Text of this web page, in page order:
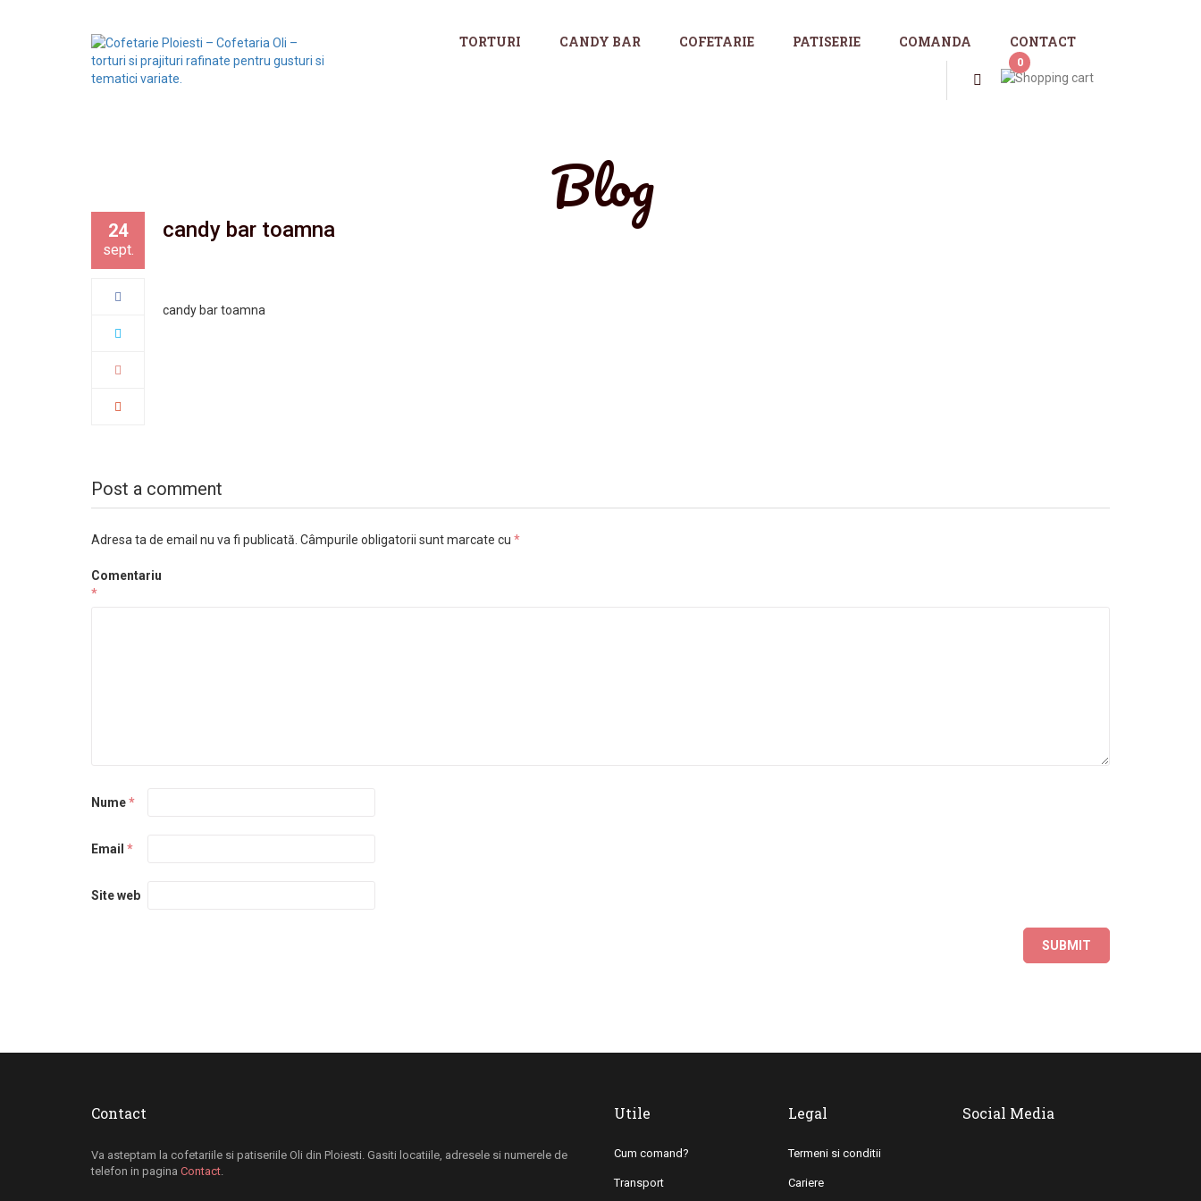
TORTURI CANDY BAR COFETARIE PATISERIE COMANDA CONTACT
0
Blog
24
sept.
candy bar toamna
candy bar toamna
Post a comment
Adresa ta de email nu va fi publicată. Câmpurile obligatorii sunt marcate cu *
Comentariu
*
Nume*
Email *
Site web
Contact
Va asteptam la cofetariile si patiseriile Oli din Ploiesti. Gasiti locatiile, adresele si numerele de
telefon in pagina Contact.
Utile
Cum comand?
Transport
Legal
Termeni si conditii
Cariere
Social Media